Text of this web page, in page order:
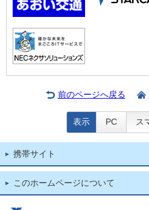
前のページへ戻る
表示 PC ス
携帯サイト
このホームページについて